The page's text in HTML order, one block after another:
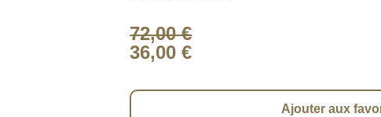
72,00 €
36,00 €
Ajouter aux